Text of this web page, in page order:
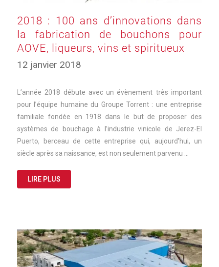
2018 : 100 ans d’innovations dans
la fabrication de bouchons pour
AOVE, liqueurs, vins et spiritueux
12 janvier 2018
L’année 2018 débute avec un évènement très important
pour l’équipe humaine du Groupe Torrent : une entreprise
familiale fondée en 1918 dans le but de proposer des
systèmes de bouchage à l’industrie vinicole de Jerez-El
Puerto, berceau de cette entreprise qui, aujourd’hui, un
siècle après sa naissance, est non seulement parvenu …
LIRE PLUS